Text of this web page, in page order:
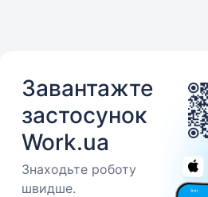
Завантажте
застосунок
Work.ua
Знаходьте роботу
швидше.